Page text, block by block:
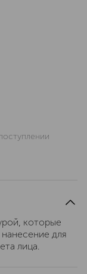
которые
для
лица.